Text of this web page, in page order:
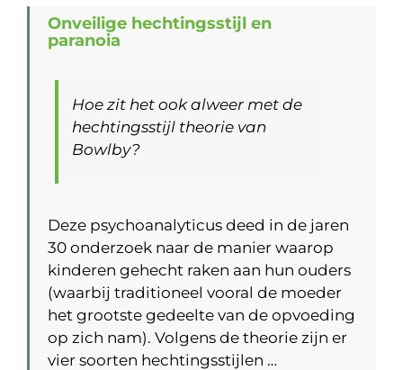
Onveilige hechtingsstijl en
paranoia
Hoe zit het ook alweer met de
hechtingsstijl theorie van
Bowlby?
Deze psychoanalyticus deed in de jaren
30 onderzoek naar de manier waarop
kinderen gehecht raken aan hun ouders
(waarbij traditioneel vooral de moeder
het grootste gedeelte van de opvoeding
op zich nam). Volgens de theorie zijn er
vier soorten hechtingsstijlen …